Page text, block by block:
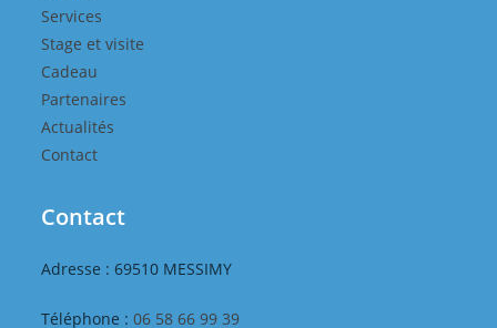
Services
Stage et visite
Cadeau
Partenaires
Actualités
Contact
Contact
Adresse : 69510 MESSIMY
Téléphone :06 58 66 99 39